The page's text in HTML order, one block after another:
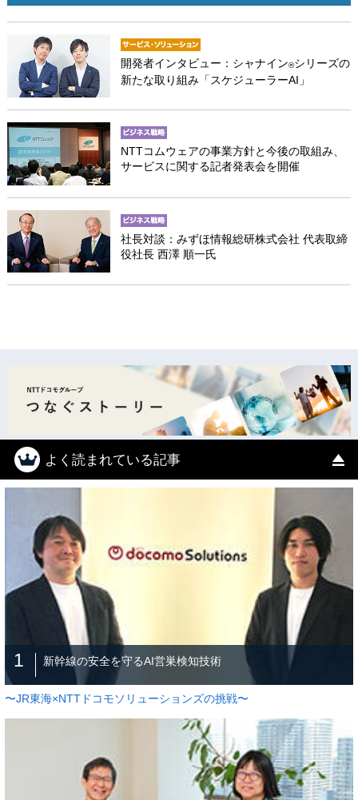
開発者インタビュー：シャナイン®シリーズの
新たな取り組み「スケジューラーAI」
NTTコムウェアの事業方針と今後の取組み、
サービスに関する記者発表会を開催
社長対談：みずほ情報総研株式会社 代表取締
役社長 西澤 順一氏
よく読まれている記事
1 新幹線の安全を守るAI営巣検知技術
〜JR東海×NTTドコモソリューションズの挑戦〜